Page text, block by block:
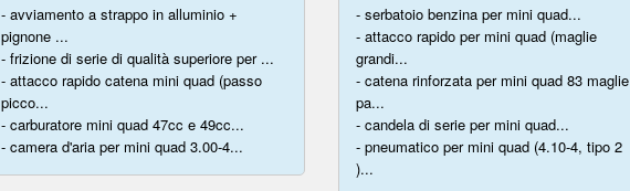
- avviamento a strappo in alluminio +
pignone ...
- frizione di serie di qualità superiore per ...
- attacco rapido catena mini quad (passo
picco...
- carburatore mini quad 47cc e 49cc...
- camera d'aria per mini quad 3.00-4...
- serbatoio benzina per mini quad...
- attacco rapido per mini quad (maglie
grandi...
- catena rinforzata per mini quad 83 maglie
pa...
- candela di serie per mini quad...
- pneumatico per mini quad (4.10-4, tipo 2
)...